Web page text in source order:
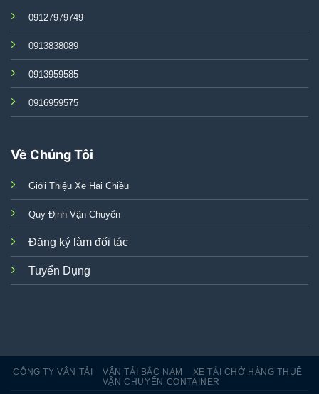
09127979749
0913838089
0913959585
0916959575
Về Chúng Tôi
Giới Thiệu Xe Hai Chiều
Quy Định Vận Chuyển
Đăng ký làm đối tác
Tuyển Dụng
CÔNG TY VẬN TẢI VẬN TẢI BẮC NAM
XE TẢI CHỞ HÀNG THUÊ
VẬN CHUYỂN CONTAINER